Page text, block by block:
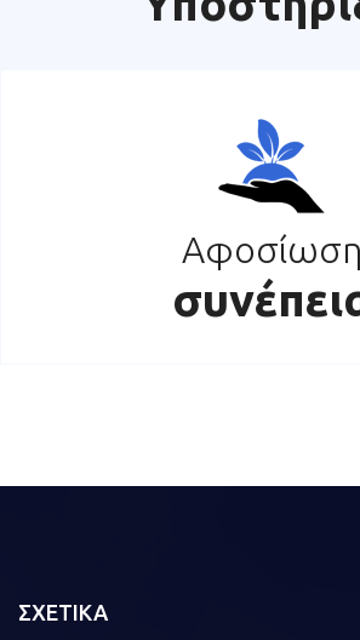
Αφοσίωση
ΣΧΕΤΙΚΑ